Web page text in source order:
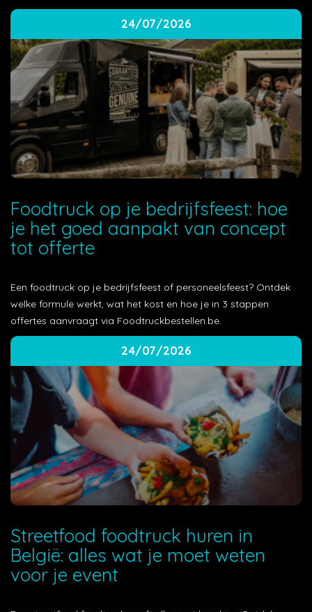
24/07/2026
Foodtruck op je bedrijfsfeest: hoe
je het goed aanpakt van concept
tot offerte
Een foodtruck op je bedrijfsfeest of personeelsfeest? Ontdek
welke formule werkt, wat het kost en hoe je in 3 stappen
offertes aanvraagt via Foodtruckbestellen.be.
24/07/2026
Streetfood foodtruck huren in
België: alles wat je moet weten
voor je event